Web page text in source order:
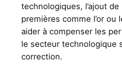
technologiques, l’ajout de
premières comme l’or ou
aider à compenser les
le secteur technologique
correction.